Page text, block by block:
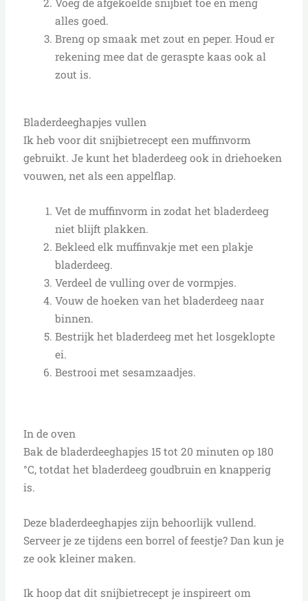
alles goed.
Breng op smaak met zout en peper. Houd er
rekening mee dat de geraspte kaas ook al
zout is.
Bladerdeeghapjes vullen
Ik heb voor dit snijbietrecept een muffinvorm
gebruikt. Je kunt het bladerdeeg ook in driehoeken
vouwen, net als een appelflap.
Vet de muffinvorm in zodat het bladerdeeg
niet blijft plakken.
Bekleed elk muffinvakje met een plakje
bladerdeeg.
Verdeel de vulling over de vormpjes.
Vouw de hoeken van het bladerdeeg naar
binnen.
Bestrijk het bladerdeeg met het losgeklopte
ei.
Bestrooi met sesamzaadjes.
In de oven
Bak de bladerdeeghapjes 15 tot 20 minuten op 180
°C, totdat het bladerdeeg goudbruin en knapperig
is.
Deze bladerdeeghapjes zijn behoorlijk vullend.
Serveer je ze tijdens een borrel of feestje? Dan kun je
ze ook kleiner maken.
Ik hoop dat dit snijbietrecept je inspireert om